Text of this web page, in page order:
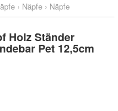
› Näpfe › Näpfe
Holz Ständer
Pet 12,5cm